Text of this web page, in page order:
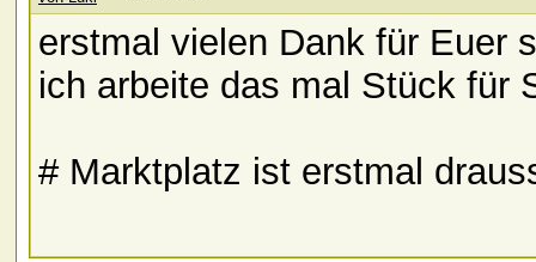
erstmal vielen Dank für Euer
ich arbeite das mal Stück für
# Marktplatz ist erstmal